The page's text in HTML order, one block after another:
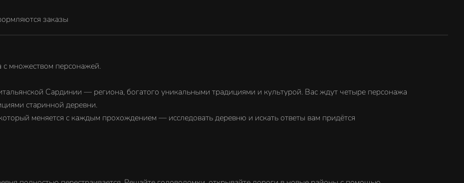
заказы
множеством персонажей.
Сардинии — региона, богатого уникальными традициями и культурой. Вас ждут четыре персонажа
старинной деревни.
меняется с каждым прохождением — исследовать деревню и искать ответы вам придётся